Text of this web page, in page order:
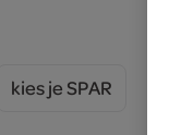
kies je SPAR